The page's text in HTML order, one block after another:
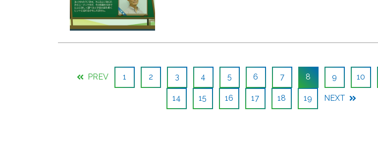
PREV 1 2 3 4 5 6 7 8 9 10
14 15 16 17 18 19 NEXT